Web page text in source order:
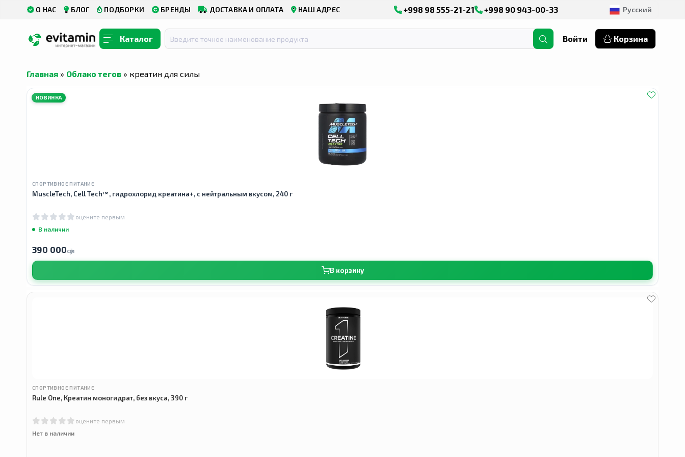
О НАС БЛОГ ПОДБОРКИ БРЕНДЫ ДОСТАВКА И ОПЛАТА НАШ АДРЕС +998 98 555-21-21 +998 90 943-00-33 Русский
Каталог Войти Корзина
Главная » Облако тегов » креатин для силы
НОВИНКА
СПОРТИВНОЕ ПИТАНИЕ
MuscleTech, Cell Tech™, гидрохлорид креатина+, с нейтральным вкусом, 240 г
оцените первым
В наличии
390 000сӯм
В корзину
СПОРТИВНОЕ ПИТАНИЕ
Rule One, Креатин моногидрат, без вкуса, 390 г
оцените первым
Нет в наличии